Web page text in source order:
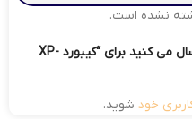
نشده است.
اولین نفری باشید که دیدگاهی را ارسال می کنید برای “کیبورد XP-
خود شوید.